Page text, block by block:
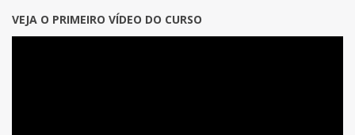
VEJA O PRIMEIRO VÍDEO DO CURSO